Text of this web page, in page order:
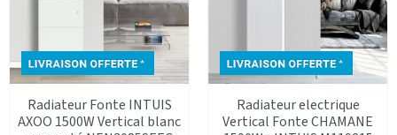
Radiateur Fonte INTUIS
AXOO 1500W Vertical blanc
Radiateur electrique
Vertical Fonte CHAMANE